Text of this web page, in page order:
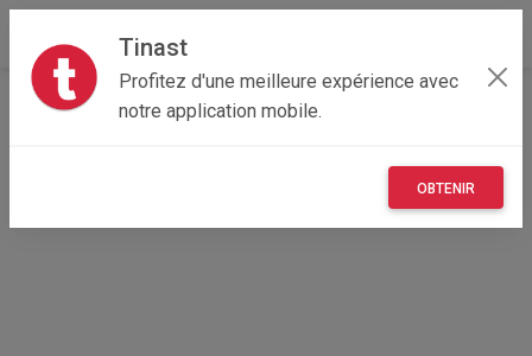
Tinast
Profitez d'une meilleure expérience avec
notre application mobile.
OBTENIR
Accueil Recherche Véhicules